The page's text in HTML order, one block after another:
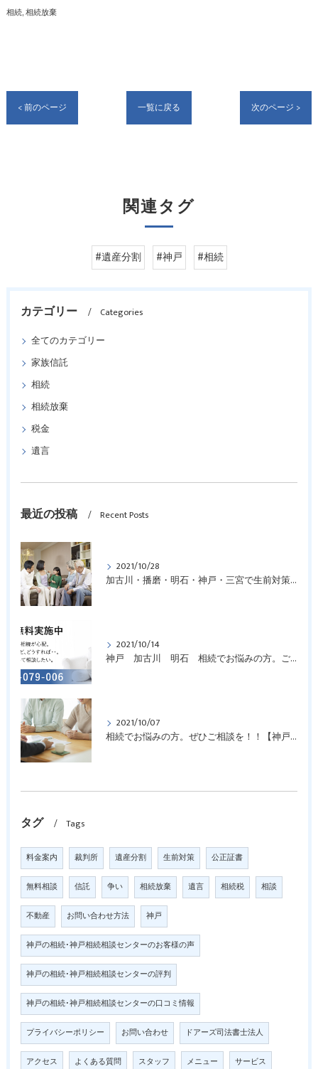
相続 相続放棄
< 前のページ 一覧に戻る 次のページ >
関連タグ
#遺産分割 #神戸 #相続
カテゴリー
Categories
全てのカテゴリー
家族信託
相続
相続放棄
税金
遺言
最近の投稿 Recent Posts
2021/10/28
加古川・播磨・明石・神戸・三宮で生前対策についてお悩みの方はご相談を！
2021/10/14
神戸 加古川 明石 相続でお悩みの方。ご相談を！！
2021/10/07
相続でお悩みの方。ぜひご相談を！！【神戸の相続相談窓口】
タグ Tags
料金案内 裁判所 遺産分割 生前対策 公正証書
無料相談 信託 争い 相続放棄 遺言 相続税 相談
不動産 お問い合わせ方法 神戸
神戸の相続･神戸相続相談センターのお客様の声
神戸の相続･神戸相続相談センターの評判
神戸の相続･神戸相続相談センターの口コミ情報
プライバシーポリシー お問い合わせ ドアーズ司法書士法人
アクセス よくある質問 スタッフ メニュー サービス